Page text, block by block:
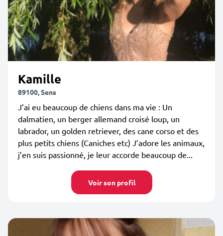
Kamille
89100, Sens
J’ai eu beaucoup de chiens dans ma vie : Un
dalmatien, un berger allemand croisé loup, un
labrador, un golden retriever, des cane corso et des
plus petits chiens (Caniches etc) J’adore les animaux,
j’en suis passionné, je leur accorde beaucoup de...
Voir son profil